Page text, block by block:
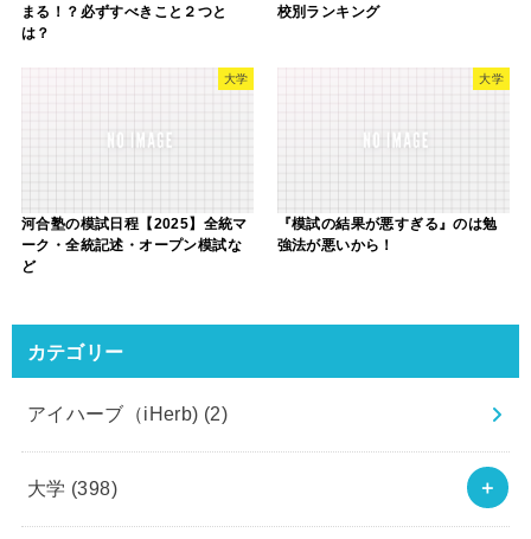
まる！？必ずすべきこと２つと
は？
校別ランキング
大学
河合塾の模試日程【2025】全統マ
ーク・全統記述・オープン模試な
ど
大学
『模試の結果が悪すぎる』のは勉
強法が悪いから！
カテゴリー
アイハーブ（iHerb) (2)
大学 (398)